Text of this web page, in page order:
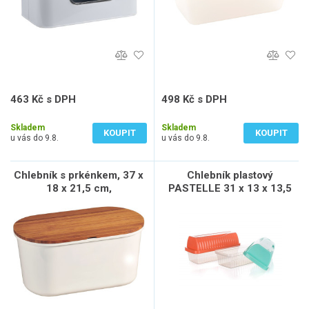
463 Kč s DPH
Skladem
u vás do 9.8.
KOUPIT
498 Kč s DPH
Skladem
u vás do 9.8.
KOUPIT
Chlebník s prkénkem, 37 x
18 x 21,5 cm,
58080
Chlebník plastový
PASTELLE 31 x 13 x 13,5